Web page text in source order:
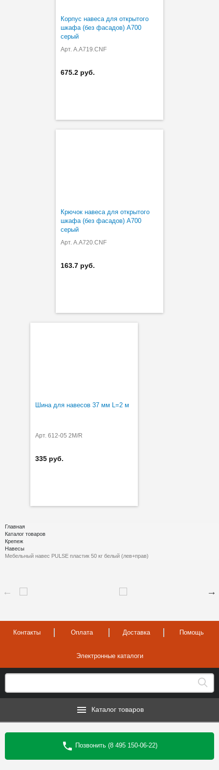
Корпус навеса для открытого
шкафа (без фасадов) A700
серый
Арт. A.A719.CNF
675.2 руб.
Крючок навеса для открытого
шкафа (без фасадов) A700
серый
Арт. A.A720.CNF
163.7 руб.
Шина для навесов 37 мм L=2 м
Арт. 612-05 2M/R
335 руб.
Главная
Каталог товаров
Крепеж
Навесы
Мебельный навес PULSE пластик 50 кг белый (лев+прав)
Контакты Оплата Доставка Помощь
Электронные каталоги
Каталог товаров
Позвонить (8 495 150-06-22)